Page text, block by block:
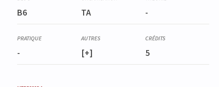
B6 TA -
- [+] 5